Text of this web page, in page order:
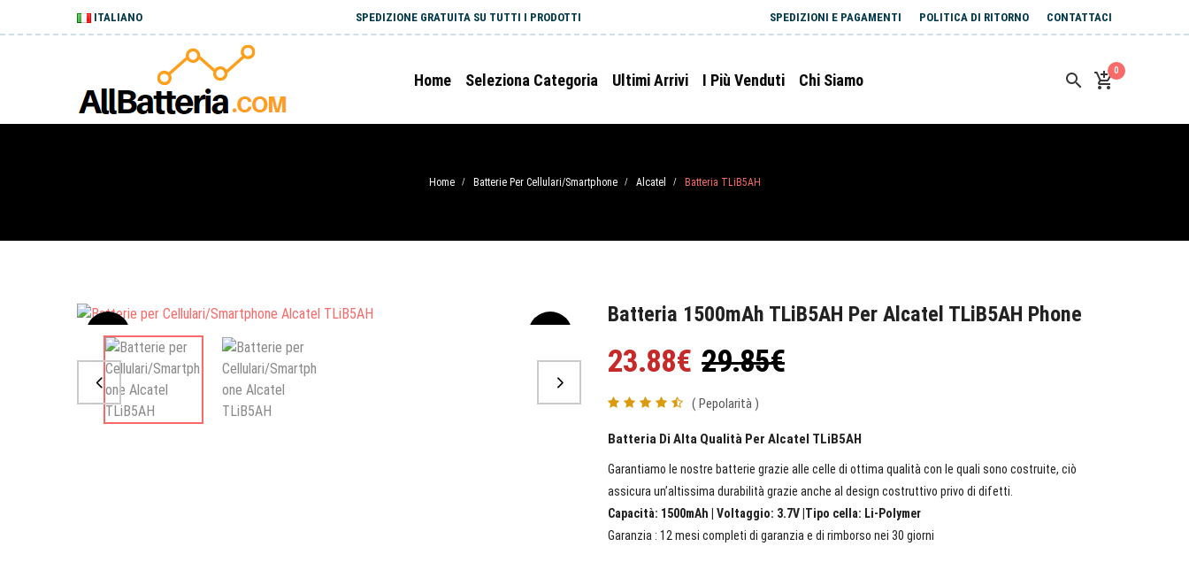
ITALIANO SPEDIZIONE GRATUITA SU TUTTI I PRODOTTI SPEDIZIONI E PAGAMENTI POLITICA DI RITORNO CONTATTACI
Home Seleziona Categoria Ultimi Arrivi I Più Venduti Chi Siamo
0
Home / Batterie Per Cellulari/Smartphone / Alcatel / Batteria TLiB5AH
Sale
Batteria 1500mAh TLiB5AH Per Alcatel TLiB5AH Phone
23.88€ 29.85€
( Pepolarità )
Batteria Di Alta Qualità Per Alcatel TLiB5AH
Garantiamo le nostre batterie grazie alle celle di ottima qualità con le quali sono costruite, ciò
assicura un’altissima durabilità grazie anche al design costruttivo privo di difetti.
Capacità: 1500mAh | Voltaggio: 3.7V |Tipo cella: Li-Polymer
Garanzia : 12 mesi completi di garanzia e di rimborso nei 30 giorni